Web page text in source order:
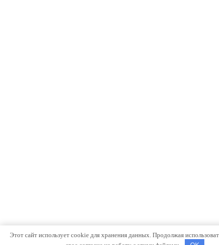
Этот сайт использует cookie для хранения данных. Продолжая